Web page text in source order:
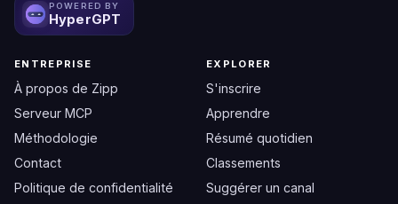
POWERED BY
HyperGPT
ENTREPRISE
À propos de Zipp
Serveur MCP
Méthodologie
Contact
Politique de confidentialité
EXPLORER
S'inscrire
Apprendre
Résumé quotidien
Classements
Suggérer un canal